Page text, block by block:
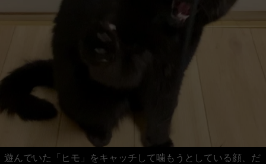
遊んでいた「ヒモ」をキャッチして噛もうとしている顔、だ